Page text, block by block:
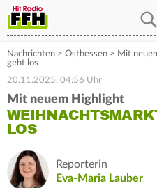
Nachrichten > Osthessen > Mit
geht los
20.11.2025, 04:56 Uhr
Mit neuem Highlight
LOS
Reporterin
Eva-Maria Lauber